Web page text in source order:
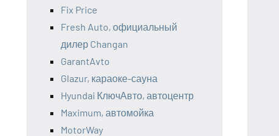
Fix Price
Fresh Auto, официальный
дилер Changan
GarantAvto
Glazur, караоке-сауна
Hyundai КлючАвто, автоцентр
Maximum, автомойка
MotorWay